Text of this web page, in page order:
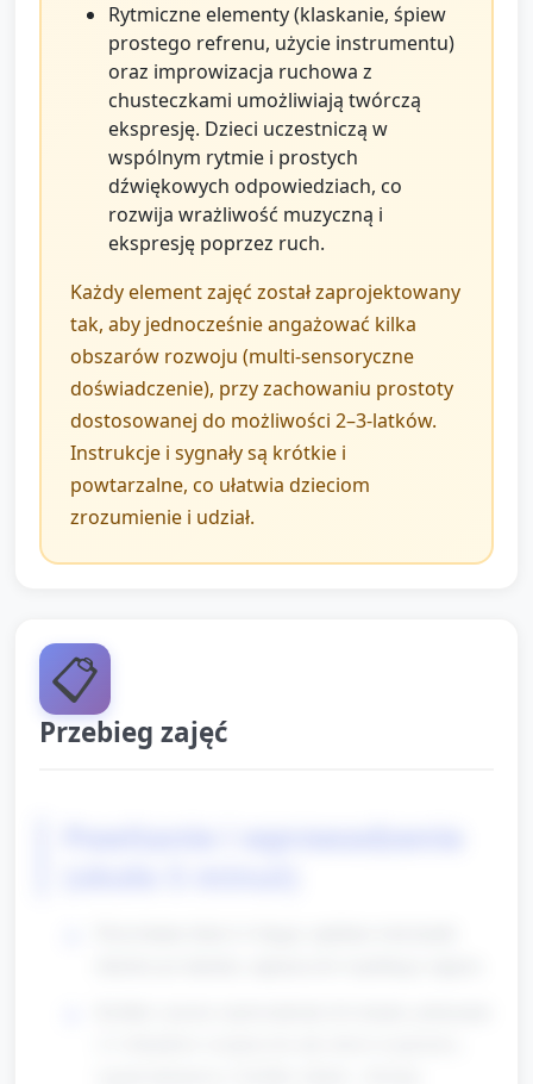
Rytmiczne elementy (klaskanie, śpiew
prostego refrenu, użycie instrumentu)
oraz improwizacja ruchowa z
chusteczkami umożliwiają twórczą
ekspresję. Dzieci uczestniczą w
wspólnym rytmie i prostych
dźwiękowych odpowiedziach, co
rozwija wrażliwość muzyczną i
ekspresję poprzez ruch.
Każdy element zajęć został zaprojektowany
tak, aby jednocześnie angażować kilka
obszarów rozwoju (multi-sensoryczne
doświadczenie), przy zachowaniu prostoty
dostosowanej do możliwości 2–3‑latków.
Instrukcje i sygnały są krótkie i
powtarzalne, co ułatwia dzieciom
zrozumienie i udział.
📋
Przebieg zajęć